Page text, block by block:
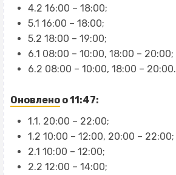
4.2 16:00 – 18:00;
5.1 16:00 – 18:00;
5.2 18:00 – 19:00;
6.1 08:00 – 10:00, 18:00 – 20:00;
6.2 08:00 – 10:00, 18:00 – 20:00.
Оновлено о 11:47:
1.1. 20:00 – 22:00;
1.2 10:00 – 12:00, 20:00 – 22:00;
2.1 10:00 – 12:00;
2.2 12:00 – 14:00;